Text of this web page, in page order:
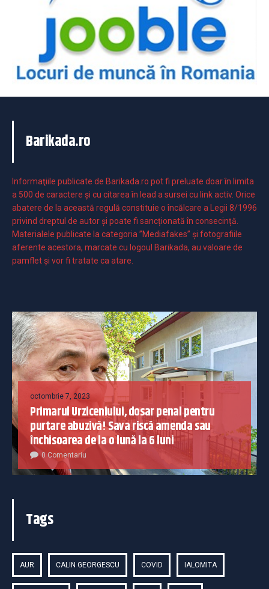
Barikada.ro
Informaţiile publicate de Barikada.ro pot fi preluate doar în limita
a 500 de caractere şi cu citarea în lead a sursei cu link activ. Orice
abatere de la această regulă constituie o încălcare a Legii 8/1996
privind dreptul de autor și poate fi sancționată în consecință.
Materialele publicate la categoria ”Mediafakes” și fotografiile
aferente acestora, marcate cu logoul Barikada, au valoare de
pamflet și vor fi tratate ca atare.
octombrie 7, 2023
Primarul Urziceniului, dosar penal pentru
purtare abuzivă! Sava riscă amenda sau
închisoarea de la o lună la 6 luni
0 Comentariu
Tags
AUR CALIN GEORGESCU COVID IALOMITA